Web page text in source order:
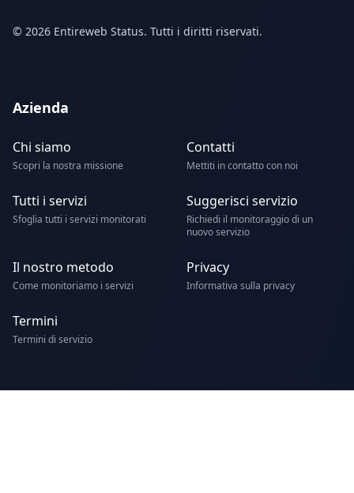
© 2026 Entireweb Status. Tutti i diritti riservati.
Azienda
Chi siamo
Scopri la nostra missione
Contatti
Mettiti in contatto con noi
Tutti i servizi
Sfoglia tutti i servizi monitorati
Suggerisci servizio
Richiedi il monitoraggio di un
nuovo servizio
Il nostro metodo
Come monitoriamo i servizi
Privacy
Informativa sulla privacy
Termini
Termini di servizio